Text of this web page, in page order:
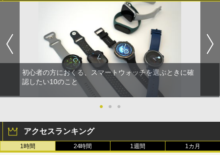
初心者の方におくる、スマートウォッチを選ぶときに確
認したい10のこと
● ● ●
アクセスランキング
1時間 24時間 1週間 1カ月